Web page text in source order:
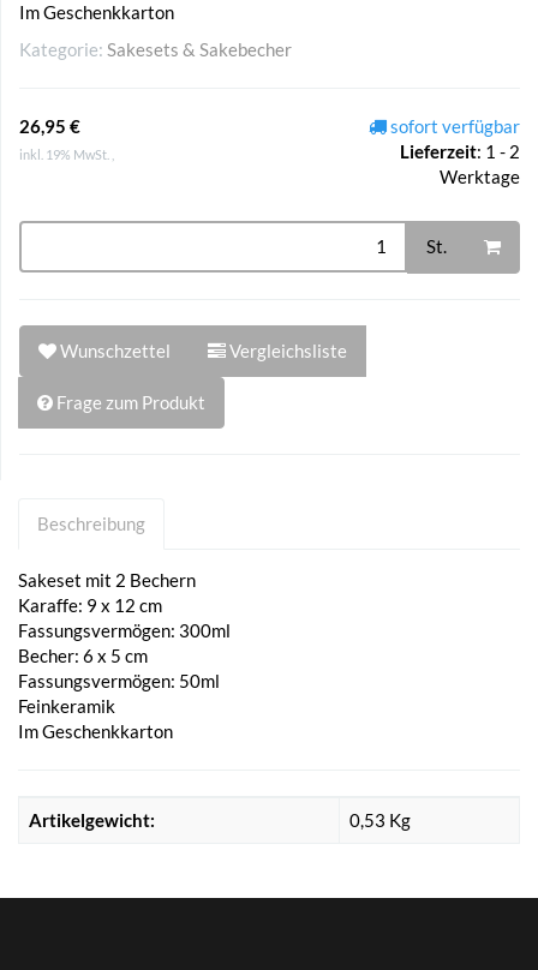
Im Geschenkkarton
Kategorie: Sakesets & Sakebecher
26,95 €
inkl. 19% MwSt. ,
sofort verfügbar
Lieferzeit: 1 - 2
Werktage
St.
Wunschzettel Vergleichsliste
Frage zum Produkt
Beschreibung
Sakeset mit 2 Bechern
Karaffe: 9 x 12 cm
Fassungsvermögen: 300ml
Becher: 6 x 5 cm
Fassungsvermögen: 50ml
Feinkeramik
Im Geschenkkarton
Artikelgewicht: 0,53 Kg